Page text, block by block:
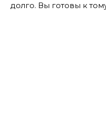
долго. Вы готовы к